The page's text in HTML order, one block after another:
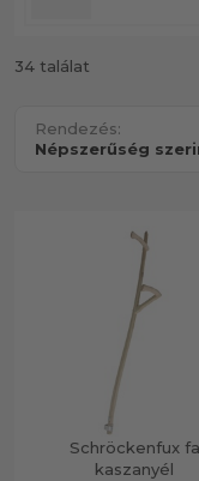
34 találat
Rendezés:
Schröckenfux fa
kaszanyél